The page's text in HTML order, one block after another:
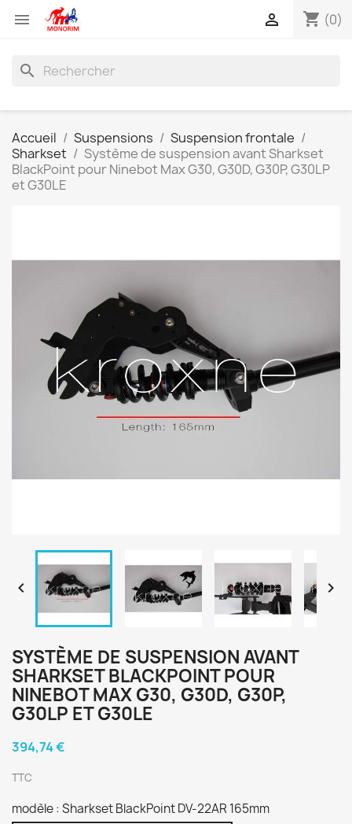
 shopping_cart (0)

search
Accueil Suspensions
Suspension frontale
Sharkset
Système de suspension avant Sharkset
BlackPoint pour Ninebot Max G30, G30D, G30P, G30LP
et G30LE
 
SYSTÈME DE SUSPENSION AVANT
SHARKSET BLACKPOINT POUR
NINEBOT MAX G30, G30D, G30P,
G30LP ET G30LE
394,74 €
TTC
modèle : Sharkset BlackPoint DV-22AR 165mm